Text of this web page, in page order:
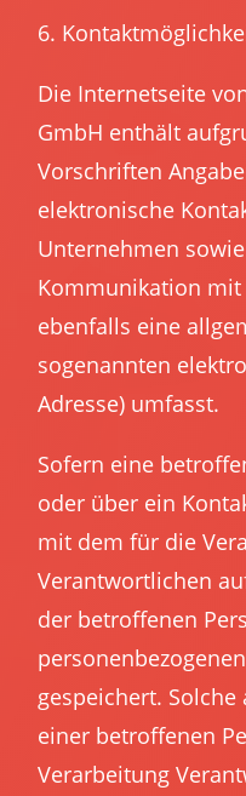
6.
Die Internetseite
GmbH enthält
Vorschriften
elektronische
Unternehmen
Kommunikation
ebenfalls eine
sogenannten
Adresse) umfasst.
Sofern eine
oder über ein
mit dem für die
Verantwortlichen
der betroffenen
gespeichert.
einer betroffenen
Verarbeitung